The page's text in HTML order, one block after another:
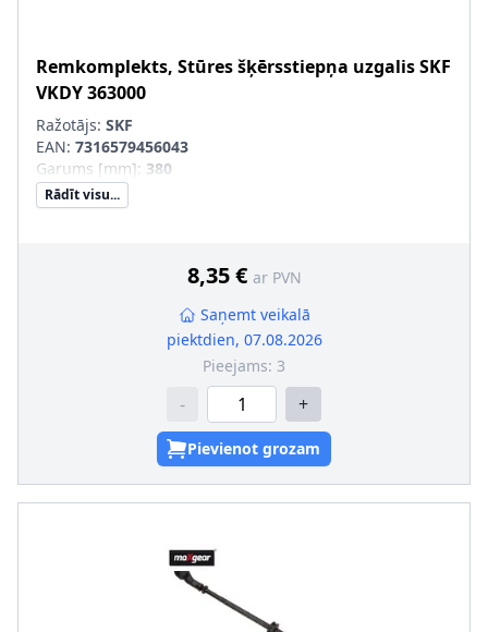
Remkomplekts, Stūres šķērsstiepņa uzgalisSKF
VKDY 363000
Ražotājs: SKF
EAN: 7316579456043
Garums [mm]: 380
Rādīt visu...
8,35 € ar PVN
Saņemt veikalā
piektdien, 07.08.2026
Pieejams: 3
- +
Pievienot grozam